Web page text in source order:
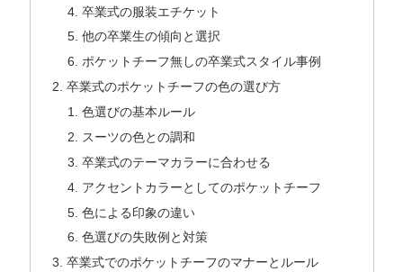
卒業式の服装エチケット
他の卒業生の傾向と選択
ポケットチーフ無しの卒業式スタイル事例
卒業式のポケットチーフの色の選び方
色選びの基本ルール
スーツの色との調和
卒業式のテーマカラーに合わせる
アクセントカラーとしてのポケットチーフ
色による印象の違い
色選びの失敗例と対策
卒業式でのポケットチーフのマナーとルール